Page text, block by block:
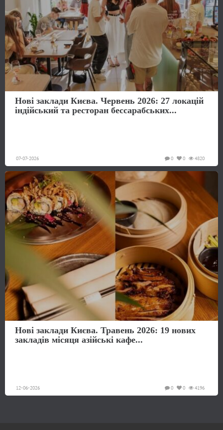
Нові заклади Києва. Червень 2026: 27 локацій
індійський та ресторан бессарабських...
07-07-2026 4820
0
0
Нові заклади Києва. Травень 2026: 19 нових
закладів місяця азійські кафе...
12-06-2026 4196
0
0